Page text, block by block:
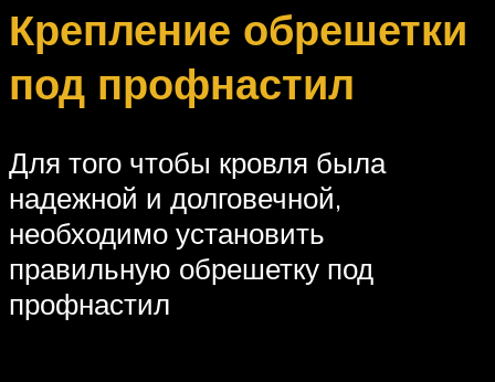
Крепление обрешетки
под профнастил
Для того чтобы кровля была
надежной и долговечной,
необходимо установить
правильную обрешетку под
профнастил